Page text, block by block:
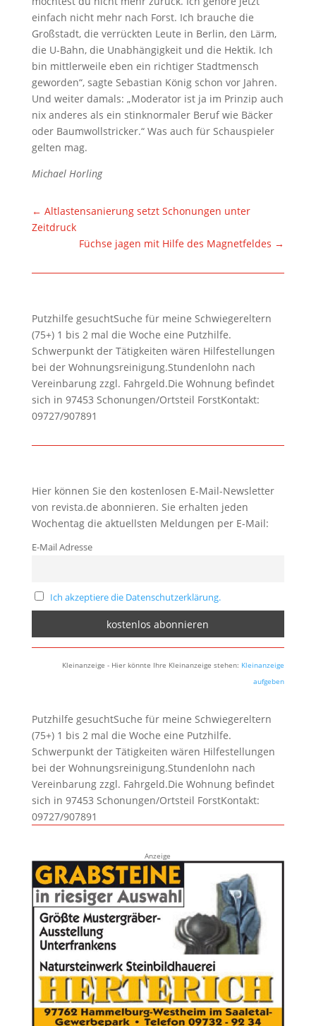
einfach nicht mehr nach Forst. Ich brauche die
Großstadt, die verrückten Leute in Berlin, den Lärm,
die U-Bahn, die Unabhängigkeit und die Hektik. Ich
bin mittlerweile eben ein richtiger Stadtmensch
geworden“, sagte Sebastian König schon vor Jahren.
Und weiter damals: „Moderator ist ja im Prinzip auch
nix anderes als ein stinknormaler Beruf wie Bäcker
oder Baumwollstricker.“ Was auch für Schauspieler
gelten mag.
Michael Horling
← Altlastensanierung setzt Schonungen unter
Zeitdruck
Füchse jagen mit Hilfe des Magnetfeldes →
Putzhilfe gesuchtSuche für meine Schwiegereltern
(75+) 1 bis 2 mal die Woche eine Putzhilfe.
Schwerpunkt der Tätigkeiten wären Hilfestellungen
bei der Wohnungsreinigung.Stundenlohn nach
Vereinbarung zzgl. Fahrgeld.Die Wohnung befindet
sich in 97453 Schonungen/Ortsteil ForstKontakt:
09727/907891
Hier können Sie den kostenlosen E-Mail-Newsletter
von revista.de abonnieren. Sie erhalten jeden
Wochentag die aktuellsten Meldungen per E-Mail:
E-Mail Adresse
Ich akzeptiere die Datenschutzerklärung.
Kleinanzeige - Hier könnte Ihre Kleinanzeige stehen: Kleinanzeige
aufgeben
Putzhilfe gesuchtSuche für meine Schwiegereltern
(75+) 1 bis 2 mal die Woche eine Putzhilfe.
Schwerpunkt der Tätigkeiten wären Hilfestellungen
bei der Wohnungsreinigung.Stundenlohn nach
Vereinbarung zzgl. Fahrgeld.Die Wohnung befindet
sich in 97453 Schonungen/Ortsteil ForstKontakt:
09727/907891
Anzeige